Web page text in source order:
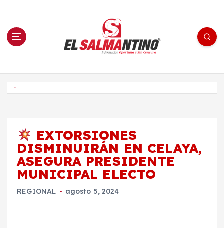
n El Salmantino - medios/noticias/editorial
EXTORSIONES
DISMINUIRÁN EN CELAYA,
ASEGURA PRESIDENTE
MUNICIPAL ELECTO
REGIONAL agosto 5, 2024